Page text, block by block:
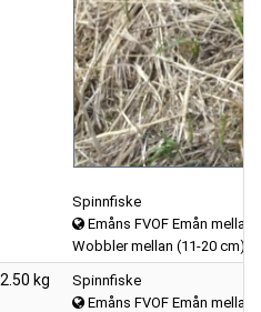
Spinnfiske
Emåns FVOF Emån
Wobbler mellan (11-20 cm)
2.50 kg
Spinnfiske
Emåns FVOF Emån